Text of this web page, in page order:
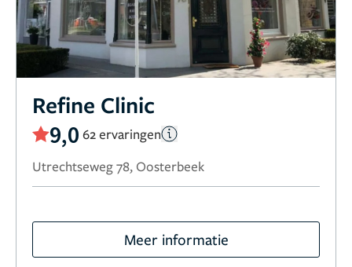
Refine Clinic
9,0 62 ervaringen
Utrechtseweg 78, Oosterbeek
Meer informatie